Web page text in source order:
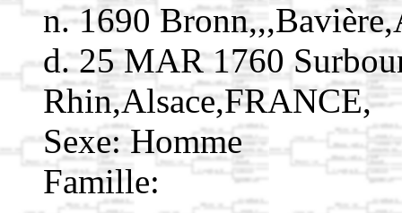
n. 1690
d. 25 MAR 1760
Rhin,Alsace,FRANCE,
Sexe: Homme
Famille: